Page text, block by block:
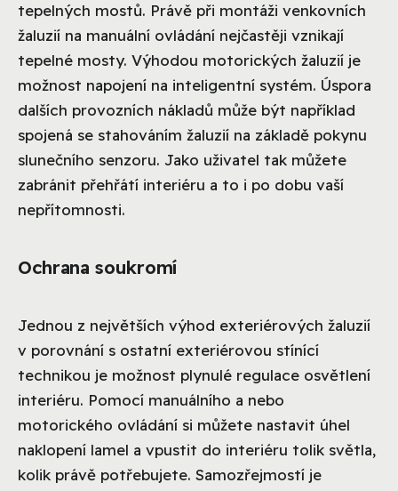
tepelných mostů. Právě při montáži venkovních
žaluzií na manuální ovládání nejčastěji vznikají
tepelné mosty. Výhodou motorických žaluzií je
možnost napojení na inteligentní systém. Úspora
dalších provozních nákladů může být například
spojená se stahováním žaluzií na základě pokynu
slunečního senzoru. Jako uživatel tak můžete
zabránit přehřátí interiéru a to i po dobu vaší
nepřítomnosti.
Ochrana soukromí
Jednou z největších výhod exteriérových žaluzií
v porovnání s ostatní exteriérovou stínící
technikou je možnost plynulé regulace osvětlení
interiéru. Pomocí manuálního a nebo
motorického ovládání si můžete nastavit úhel
naklopení lamel a vpustit do interiéru tolik světla,
kolik právě potřebujete. Samozřejmostí je